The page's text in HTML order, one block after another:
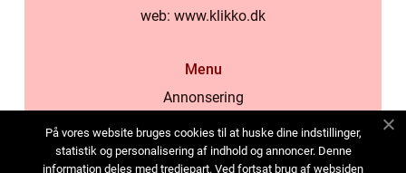
web: www.klikko.dk
Menu
Annonsering
Cookies
På vores website bruges cookies til at huske dine indstillinger,
statistik og personalisering af indhold og annoncer. Denne
information deles med tredjepart. Ved fortsat brug af websiden